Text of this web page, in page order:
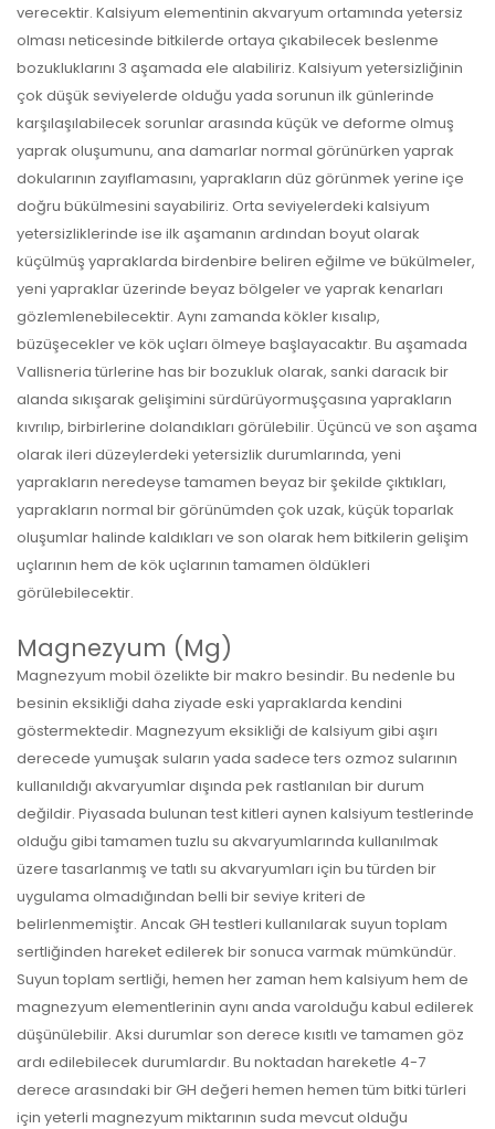
verecektir. Kalsiyum elementinin akvaryum ortamında yetersiz
olması neticesinde bitkilerde ortaya çıkabilecek beslenme
bozukluklarını 3 aşamada ele alabiliriz. Kalsiyum yetersizliğinin
çok düşük seviyelerde olduğu yada sorunun ilk günlerinde
karşılaşılabilecek sorunlar arasında küçük ve deforme olmuş
yaprak oluşumunu, ana damarlar normal görünürken yaprak
dokularının zayıflamasını, yaprakların düz görünmek yerine içe
doğru bükülmesini sayabiliriz. Orta seviyelerdeki kalsiyum
yetersizliklerinde ise ilk aşamanın ardından boyut olarak
küçülmüş yapraklarda birdenbire beliren eğilme ve bükülmeler,
yeni yapraklar üzerinde beyaz bölgeler ve yaprak kenarları
gözlemlenebilecektir. Aynı zamanda kökler kısalıp,
büzüşecekler ve kök uçları ölmeye başlayacaktır. Bu aşamada
Vallisneria türlerine has bir bozukluk olarak, sanki daracık bir
alanda sıkışarak gelişimini sürdürüyormuşçasına yaprakların
kıvrılıp, birbirlerine dolandıkları görülebilir. Üçüncü ve son aşama
olarak ileri düzeylerdeki yetersizlik durumlarında, yeni
yaprakların neredeyse tamamen beyaz bir şekilde çıktıkları,
yaprakların normal bir görünümden çok uzak, küçük toparlak
oluşumlar halinde kaldıkları ve son olarak hem bitkilerin gelişim
uçlarının hem de kök uçlarının tamamen öldükleri
görülebilecektir.
Magnezyum (Mg)
Magnezyum mobil özelikte bir makro besindir. Bu nedenle bu
besinin eksikliği daha ziyade eski yapraklarda kendini
göstermektedir. Magnezyum eksikliği de kalsiyum gibi aşırı
derecede yumuşak suların yada sadece ters ozmoz sularının
kullanıldığı akvaryumlar dışında pek rastlanılan bir durum
değildir. Piyasada bulunan test kitleri aynen kalsiyum testlerinde
olduğu gibi tamamen tuzlu su akvaryumlarında kullanılmak
üzere tasarlanmış ve tatlı su akvaryumları için bu türden bir
uygulama olmadığından belli bir seviye kriteri de
belirlenmemiştir. Ancak GH testleri kullanılarak suyun toplam
sertliğinden hareket edilerek bir sonuca varmak mümkündür.
Suyun toplam sertliği, hemen her zaman hem kalsiyum hem de
magnezyum elementlerinin aynı anda varolduğu kabul edilerek
düşünülebilir. Aksi durumlar son derece kısıtlı ve tamamen göz
ardı edilebilecek durumlardır. Bu noktadan hareketle 4-7
derece arasındaki bir GH değeri hemen hemen tüm bitki türleri
için yeterli magnezyum miktarının suda mevcut olduğu